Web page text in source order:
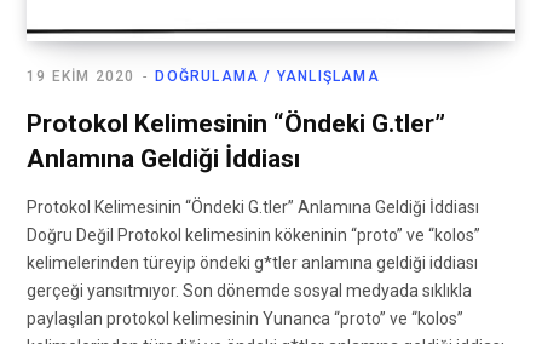
DOĞRULAMA / YANLIŞLAMA
19 EKIM 2020
Protokol Kelimesinin “Öndeki G.tler”
Anlamına Geldiği İddiası
Protokol Kelimesinin “Öndeki G.tler” Anlamına Geldiği İddiası
Doğru Değil Protokol kelimesinin kökeninin “proto” ve “kolos”
kelimelerinden türeyip öndeki g*tler anlamına geldiği iddiası
gerçeği yansıtmıyor. Son dönemde sosyal medyada sıklıkla
paylaşılan protokol kelimesinin Yunanca “proto” ve “kolos”